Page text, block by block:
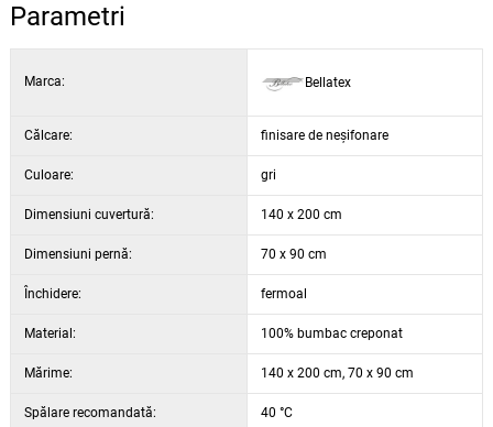
Parametri
Marca: Bellatex
Călcare: finisare de neșifonare
Culoare: gri
Dimensiuni cuvertură: 140 x 200 cm
Dimensiuni pernă: 70 x 90 cm
Închidere: fermoal
Material: 100% bumbac creponat
Mărime: 140 x 200 cm, 70 x 90 cm
Spălare recomandată: 40 °C